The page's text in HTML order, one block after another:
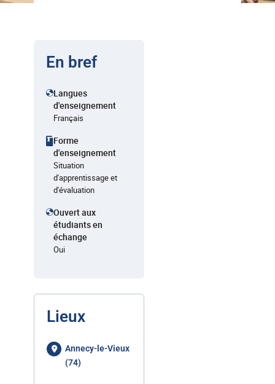
En bref
Langues
d'enseignement
Français
Forme
d'enseignement
Situation
d'apprentissage et
d'évaluation
Ouvert aux
étudiants en
échange
Oui
Lieux
Annecy-le-Vieux
(74)